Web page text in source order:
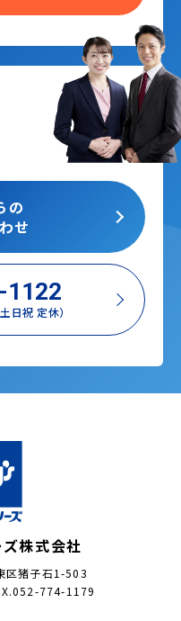
1122
日祝 定休）
の
せ
株式会社
区猪子石1-503
774-1179